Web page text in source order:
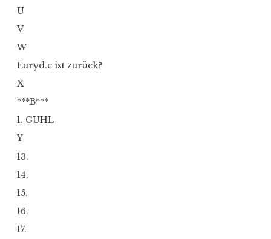
U
V
W
Euryd.e ist zurück?
X
***B***
1. GUHL
Y
13.
14.
15.
16.
17.